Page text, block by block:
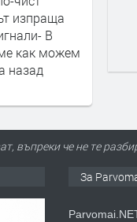
изпраща
В
как можем
назад
море.
въпреки че не те
За